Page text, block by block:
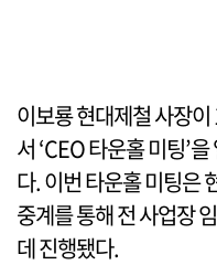
이보룡 현대제철 사장
서 ‘CEO 타운홀 미팅’
다. 이번 타운홀 미팅은
중계를 통해 전 사업장
데 진행됐다.